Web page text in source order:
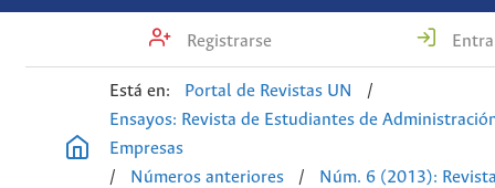
Registrarse
Está en: Portal de Revistas UN
/
Ensayos: Revista de Estudiantes de
Empresas
/
Números anteriores /
Núm. 6 (2013):